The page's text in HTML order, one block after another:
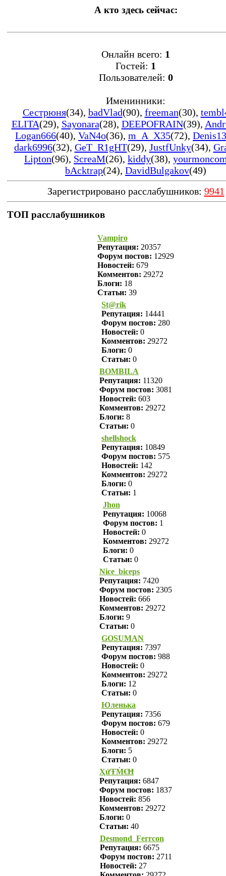
А кто здесь сейчас:
Онлайн всего: 1
Гостей: 1
Пользователей: 0
Именинники:
Сестрюня(34), badVlad(90), freeman(30),
ELITA(29), Sayonara(28), DEEPOFRAIN(39),
Logan666(40), VaN4o(36), m_A_X35(72),
dark6996(32), GeT_R1gHT(29), JustfUnky(34),
Lipton(96), ScreaM(26), kiddy(38),
bAcktrap(24), DavidBulgakov(49)
Зарегистрировано расслабушников: 9941
ТОП расслабушников
Vampiro
Репутация: 20357
Форум постов: 12929
Новостей: 679
Комментов: 29272
Блоги: 18
Статьи: 39
St@rik
Репутация: 14441
Форум постов: 280
Новостей: 0
Комментов: 29272
Блоги: 0
Статьи: 0
BOMBILA
Репутация: 11320
Форум постов: 3081
Новостей: 603
Комментов: 29272
Блоги: 8
Статьи: 0
shellshock
Репутация: 10849
Форум постов: 575
Новостей: 142
Комментов: 29272
Блоги: 0
Статьи: 1
Jhon
Репутация: 10068
Форум постов: 1
Новостей: 0
Комментов: 29272
Блоги: 0
Статьи: 0
Nice_biceps
Репутация: 7420
Форум постов: 2305
Новостей: 666
Комментов: 29272
Блоги: 9
Статьи: 0
GOSUMAN
Репутация: 7397
Форум постов: 988
Новостей: 0
Комментов: 29272
Блоги: 12
Статьи: 0
Юленька
Репутация: 7356
Форум постов: 679
Новостей: 0
Комментов: 29272
Блоги: 5
Статьи: 0
ҲửŦṀ€Ħ
Репутация: 6847
Форум постов: 1837
Новостей: 856
Комментов: 29272
Блоги: 0
Статьи: 40
Desmond_Ferrcon
Репутация: 6675
Форум постов: 2711
Новостей: 27